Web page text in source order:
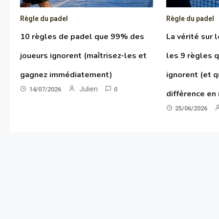
Règle du padel
10 règles de padel que 99% des
joueurs ignorent (maîtrisez-les et
gagnez immédiatement)
14/07/2026 Julien 0
Règle du padel
La vérité sur
les 9 règles
ignorent (et
différence en
25/06/2026